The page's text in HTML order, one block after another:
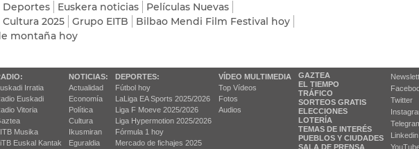
Deportes Euskera noticias
Películas Nuevas
2025
Grupo EITB
Bilbao Mendi Film Festival hoy
montaña hoy
Irratia
Euskadi
Vitoria
Musika
Euskal Kantak
NOTICIAS:
Actualidad
Economía
Política
Cultura
Ikusmiran
Eguraldia
DEPORTES:
Fútbol hoy
LaLiga EA Sports 2025/2026
Liga F Moeve 2025/2026
Liga Hypermotion 2025/2026
Fórmula 1 hoy
Mercado de fichajes 2025
VÍDEO MULTIMEDIA
Top Vídeos
Fotos
Audios
GAZTEA
EL TIEMPO
TRÁFICO
SORTEOS GRATIS
ELECCIONES
LOTERÍA
TEMAS DE INTERÉS
PUEBLOS Y CIUDADES
SALA DE PRENSA
Twitter
Linkedin